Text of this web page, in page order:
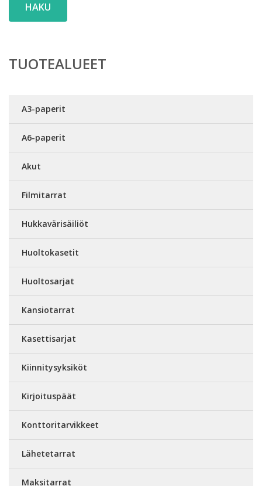
HAKU
TUOTEALUEET
A3-paperit
A6-paperit
Akut
Filmitarrat
Hukkavärisäiliöt
Huoltokasetit
Huoltosarjat
Kansiotarrat
Kasettisarjat
Kiinnitysyksiköt
Kirjoituspäät
Konttoritarvikkeet
Lähetetarrat
Maksitarrat